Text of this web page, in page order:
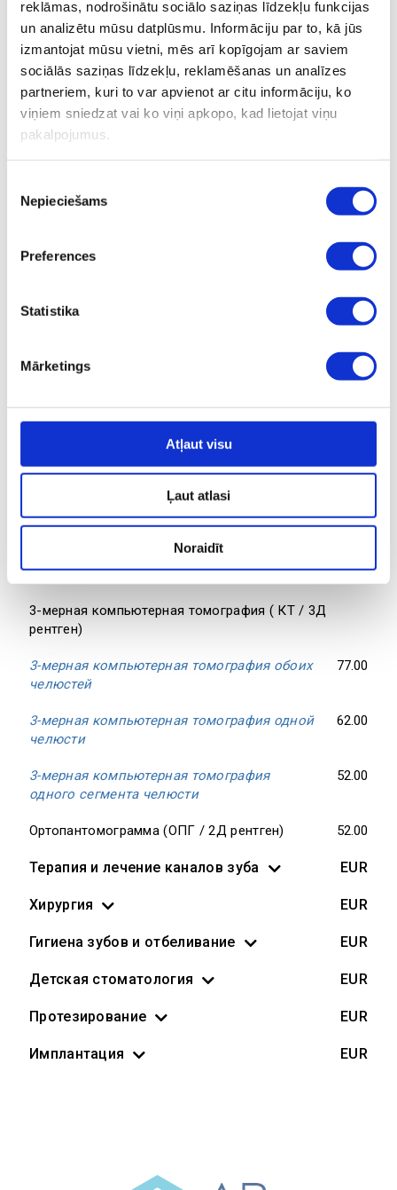
reklāmas, nodrošinātu sociālo saziņas līdzekļu funkcijas
un analizētu mūsu datplūsmu. Informāciju par to, kā jūs
izmantojat mūsu vietni, mēs arī kopīgojam ar saviem
sociālās saziņas līdzekļu, reklamēšanas un analīzes
partneriem, kuri to var apvienot ar citu informāciju, ko
viņiem sniedzat vai ko viņi apkopo, kad lietojat viņu
pakalpojumus.
izvēle
Nepieciešams
Preferences
Statistika
Mārketings
Atļaut visu
Ļaut atlasi
Noraidīt
Цены стоматологические услуги
Консультация и диагностика EUR
Консультация
Протяженность до 15 минут
47.00
ортодонта
70.00
для ребенка
65.00
nepilgadīgam pacientam
50.00
Ortodontijas kontroles vizīte 45.00
Консультация специалиста, включающая
минимальную процедуру
Составление плана лечения
Латеральная цефалометрия 39.00
3-мерная компьютерная томография ( КТ / 3Д
рентген)
3-мерная компьютерная томография обоих
челюстей
77.00
3-мерная компьютерная томография одной
челюсти
62.00
3-мерная компьютерная томография
одного сегмента челюсти
52.00
Ортопантомограмма (ОПГ / 2Д рентген) 52.00
Терапия и лечение каналов зуба EUR
Хирургия EUR
Гигиена зубов и отбеливание EUR
Детская стоматология EUR
Протезирование EUR
Имплантация EUR